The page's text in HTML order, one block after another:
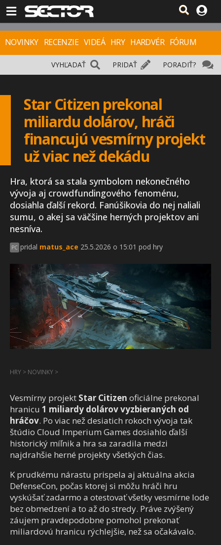
NOVINKY RECENZIE VIDEÁ HRY HARDVÉR FÓRUM
PORADIŤ?
PRIDAŤ
VYHĽADAŤ
Star Citizen prekonal
miliardu dolárov, hráči
financujú vesmírny projekt
už viac než dekádu
Hra, ktorá sa stala symbolom nekonečného
vývoja aj crowdfundingového fenoménu,
dosiahla ďalší rekord. Fanúšikovia do nej naliali
sumu, o akej sa väčšine herných projektov ani
nesníva.
PC pridal matus_ace 25.5.2026 o 15:01 pod hry
HRY > NOVINKY >
Vesmírny projekt Star Citizen oficiálne prekonal
hranicu 1 miliardy dolárov vyzbieraných od
hráčov. Po viac než desiatich rokoch vývoja tak
štúdio Cloud Imperium Games dosiahlo ďalší
historický míľnik a hra sa zaradila medzi
najdrahšie herné projekty všetkých čias.
K prudkému nárastu prispela aj aktuálna akcia
DefenseCon, počas ktorej si môžu hráči hru
vyskúšať zadarmo a otestovať všetky vesmírne lode
bez obmedzení a to až do stredy. Práve zvýšený
záujem pravdepodobne pomohol prekonať
miliardovú hranicu rýchlejšie, než sa očakávalo.